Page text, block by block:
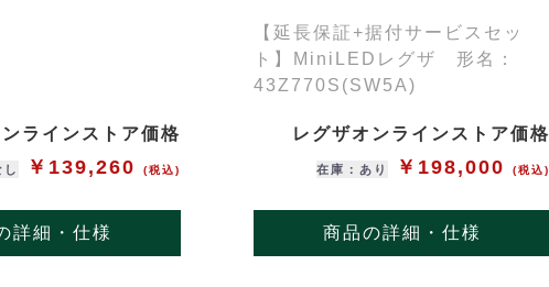
ラインストア価格
￥139,260(税込)
詳細・仕様
【延長保証+据付サービスセッ
ト】MiniLEDレグザ 形名：
43Z770S(SW5A)
レグザオンラインストア価格
在庫：あり ￥198,000(税込)
商品の詳細・仕様